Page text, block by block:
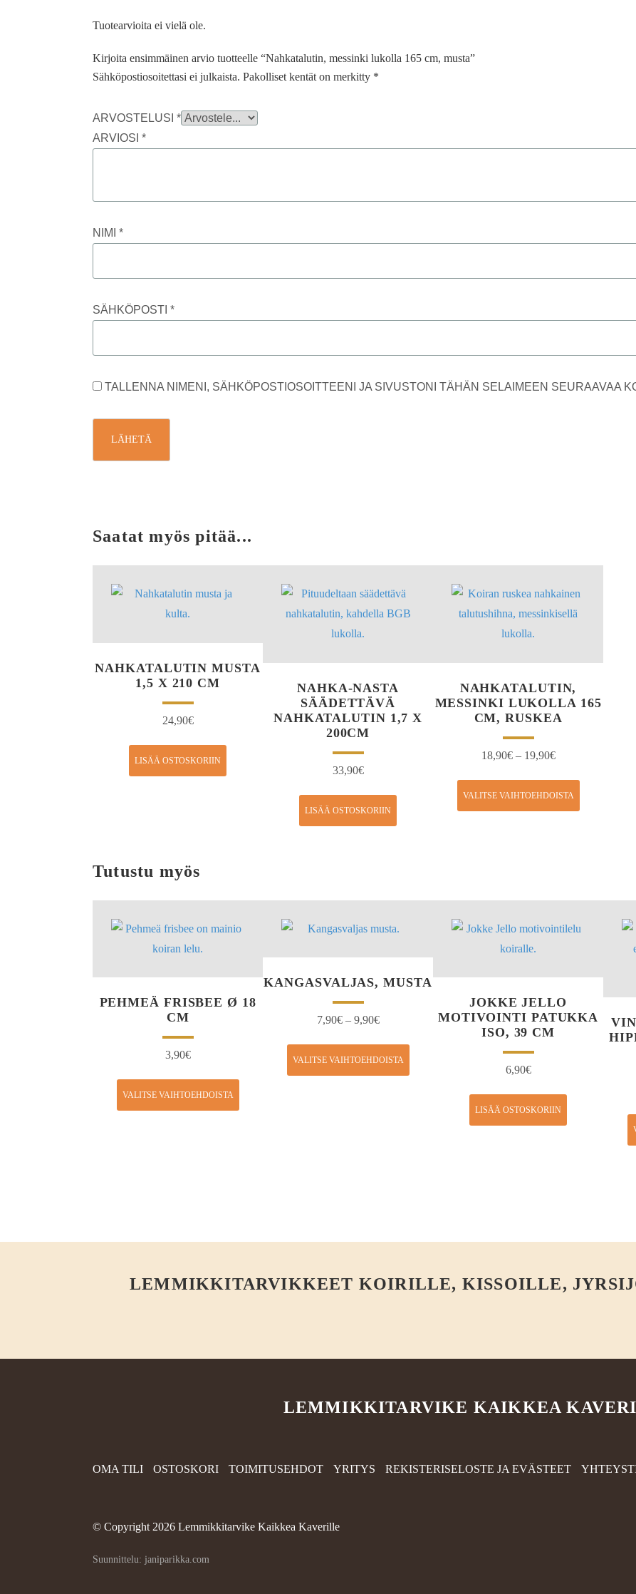
Tuotearvioita ei vielä ole.
Kirjoita ensimmäinen arvio tuotteelle “Nahkatalutin, messinki lukolla 165 cm, musta”
Sähköpostiosoitettasi ei julkaista. Pakolliset kentät on merkitty *
ARVOSTELUSI*
ARVIOSI*
NIMI*
SÄHKÖPOSTI*
TALLENNA NIMENI, SÄHKÖPOSTIOSOITTEENI JA SIVUSTONI TÄHÄN SELAIMEEN SEURAAVAA
Saatat myös pitää...
NAHKATALUTIN MUSTA
1,5 X 210 CM
24,90€
LISÄÄ OSTOSKORIIN
NAHKA-NASTA
SÄÄDETTÄVÄ
NAHKATALUTIN 1,7 X
200CM
33,90€
LISÄÄ OSTOSKORIIN
NAHKATALUTIN,
MESSINKI LUKOLLA 165
CM, RUSKEA
18,90€ – 19,90€
VALITSE VAIHTOEHDOISTA
Tutustu myös
PEHMEÄ FRISBEE Ø 18
CM
3,90€
VALITSE VAIHTOEHDOISTA
KANGASVALJAS, MUSTA
7,90€ – 9,90€
VALITSE VAIHTOEHDOISTA
JOKKE JELLO
MOTIVOINTI PATUKKA
ISO, 39 CM
6,90€
LISÄÄ OSTOSKORIIN
LEMMIKKITARVIKKEET KOIRILLE, KISSOILLE,
LEMMIKKITARVIKE KAIKKEA
OMA TILI OSTOSKORI TOIMITUSEHDOT YRITYS REKISTERISELOSTE JA EVÄSTEET
© Copyright 2026 Lemmikkitarvike Kaikkea Kaverille
Suunnittelu: janiparikka.com